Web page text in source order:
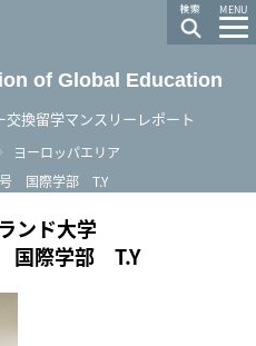
MENU
of Global Education
換留学マンスリーレポート
ヨーロッパエリア
国際学部 T.Y
ンド大学
国際学部 T.Y